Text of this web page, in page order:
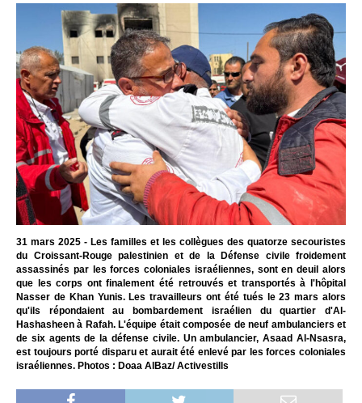
31 mars 2025 - Les familles et les collègues des quatorze secouristes
du Croissant-Rouge palestinien et de la Défense civile froidement
assassinés par les forces coloniales israéliennes, sont en deuil alors
que les corps ont finalement été retrouvés et transportés à l'hôpital
Nasser de Khan Yunis. Les travailleurs ont été tués le 23 mars alors
qu'ils répondaient au bombardement israélien du quartier d'Al-
Hashasheen à Rafah. L'équipe était composée de neuf ambulanciers et
de six agents de la défense civile. Un ambulancier, Asaad Al-Nsasra,
est toujours porté disparu et aurait été enlevé par les forces coloniales
israéliennes. Photos : Doaa AlBaz/ Activestills